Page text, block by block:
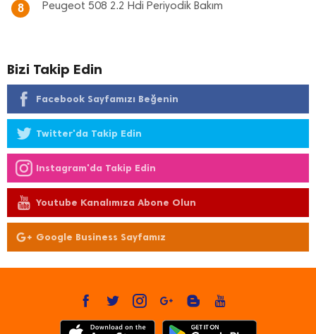
8 Peugeot 508 2.2 Hdi Periyodik Bakım
Bizi Takip Edin
Facebook Sayfamızı Beğenin
Twitter'da Takip Edin
Instagram'da Takip Edin
Youtube Kanalımıza Abone Olun
Google Business Sayfamız